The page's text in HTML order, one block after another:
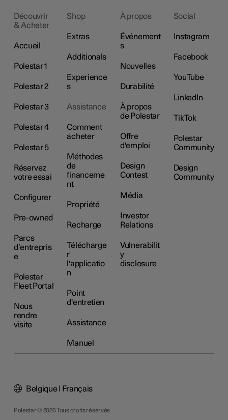
Découvrir
& Acheter
Accueil
Polestar 1
Polestar 2
Polestar 3
Polestar 4
Polestar 5
Réservez
votre essai
Configurer
Pre-owned
Parcs
d’entrepris
e
Polestar
Fleet Portal
Nous
rendre
visite
Shop
Extras
Additionals
Experience
s
Assistance
Comment
acheter
Méthodes
de
financeme
nt
Propriété
Recharge
Télécharge
r
l'applicatio
n
Point
d'entretien
Assistance
Manuel
À propos
Événement
s
Nouvelles
Durabilité
À propos
de Polestar
Offre
d'emploi
Design
Contest
Média
Investor
Relations
Vulnerabilit
y
disclosure
Social
Instagram
Facebook
YouTube
LinkedIn
TikTok
Polestar
Community
Design
Community
Polestar © 2026 Tous droits réservés
Belgique | Français